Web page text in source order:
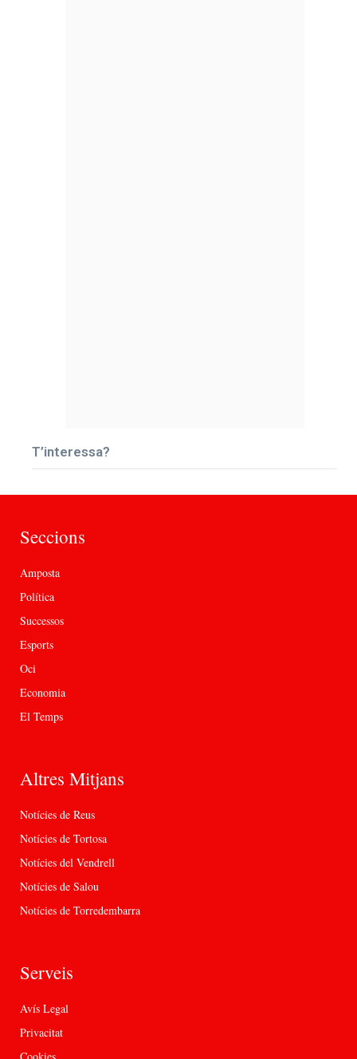
T’interessa?
Seccions
Amposta
Política
Successos
Esports
Oci
Economia
El Temps
Altres Mitjans
Notícies de Reus
Notícies de Tortosa
Notícies del Vendrell
Notícies de Salou
Notícies de Torredembarra
Serveis
Avís Legal
Privacitat